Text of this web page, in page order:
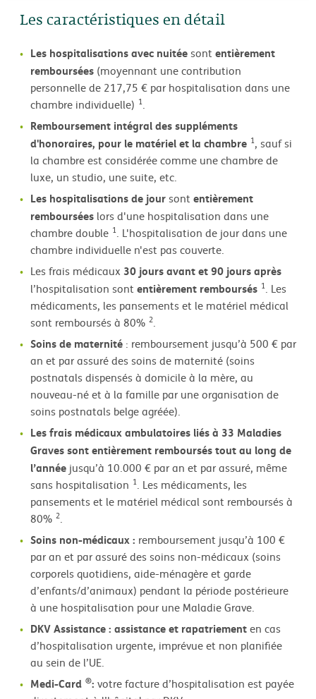
Les caractéristiques en détail
Les hospitalisations avec nuitée sont entièrement
remboursées (moyennant une contribution
personnelle de 217,75 € par hospitalisation dans une
chambre individuelle) 1.
Remboursement intégral des suppléments
d'honoraires, pour le matériel et la chambre 1, sauf si
la chambre est considérée comme une chambre de
luxe, un studio, une suite, etc.
Les hospitalisations de jour sont entièrement
remboursées lors d'une hospitalisation dans une
chambre double 1. L'hospitalisation de jour dans une
chambre individuelle n'est pas couverte.
Les frais médicaux 30 jours avant et 90 jours après
l’hospitalisation sont entièrement remboursés 1. Les
médicaments, les pansements et le matériel médical
sont remboursés à 80% 2.
Soins de maternité : remboursement jusqu’à 500 € par
an et par assuré des soins de maternité (soins
postnatals dispensés à domicile à la mère, au
nouveau-né et à la famille par une organisation de
soins postnatals belge agréée).
Les frais médicaux ambulatoires liés à 33 Maladies
Graves sont entièrement remboursés tout au long de
l’année jusqu’à 10.000 € par an et par assuré, même
sans hospitalisation 1. Les médicaments, les
pansements et le matériel médical sont remboursés à
80% 2.
Soins non-médicaux : remboursement jusqu’à 100 €
par an et par assuré des soins non-médicaux (soins
corporels quotidiens, aide-ménagère et garde
d’enfants/d’animaux) pendant la période postérieure
à une hospitalisation pour une Maladie Grave.
DKV Assistance : assistance et rapatriementen cas
d’hospitalisation urgente, imprévue et non planifiée
au sein de l’UE.
Medi-Card ®: votre facture d’hospitalisation est payée